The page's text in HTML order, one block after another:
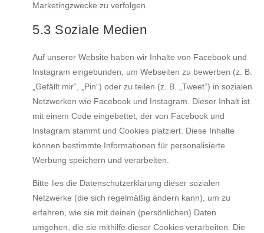
Marketingzwecke zu verfolgen.
5.3 Soziale Medien
Auf unserer Website haben wir Inhalte von Facebook und
Instagram eingebunden, um Webseiten zu bewerben (z. B.
„Gefällt mir“, „Pin“) oder zu teilen (z. B. „Tweet“) in sozialen
Netzwerken wie Facebook und Instagram. Dieser Inhalt ist
mit einem Code eingebettet, der von Facebook und
Instagram stammt und Cookies platziert. Diese Inhalte
können bestimmte Informationen für personalisierte
Werbung speichern und verarbeiten.
Bitte lies die Datenschutzerklärung dieser sozialen
Netzwerke (die sich regelmäßig ändern kann), um zu
erfahren, wie sie mit deinen (persönlichen) Daten
umgehen, die sie mithilfe dieser Cookies verarbeiten. Die